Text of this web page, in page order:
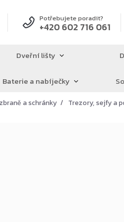
Potřebujete poradit?
+420 602 716 061
Dveřní lišty
Baterie a nabíječky
a schránky Trezory, sejfy a